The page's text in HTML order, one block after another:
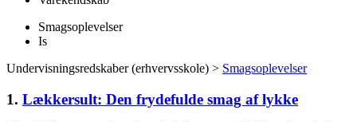
Smagsoplevelser
Is
Undervisningsredskaber (erhvervsskole) > Smagsoplevelser
1. Lækkersult: Den frydefulde smag af lykke